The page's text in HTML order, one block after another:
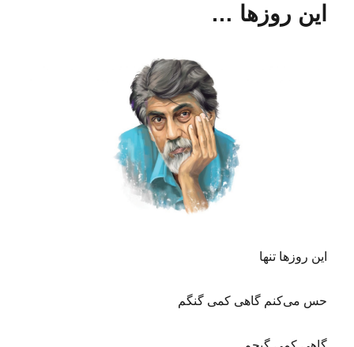
این روزها …
این روزها تنها
حس می‌کنم گاهی کمی گنگم